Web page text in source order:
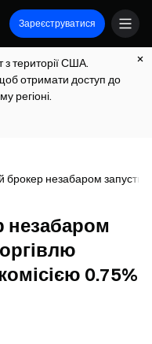
Зареєструватися
території США.
отримати доступ до
регіоні.
брокер незабаром
незабаром
0.75%